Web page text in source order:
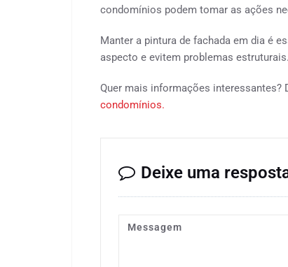
condomínios podem tomar as ações
Manter a pintura de fachada em dia é
aspecto e evitem problemas estruturais.
Quer mais informações interessantes?
condomínios.
Deixe uma